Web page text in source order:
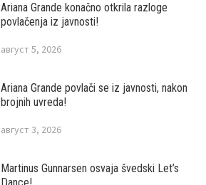
Ariana Grande konačno otkrila razloge
povlačenja iz javnosti!
август 5, 2026
Ariana Grande povlači se iz javnosti, nakon
brojnih uvreda!
август 3, 2026
Martinus Gunnarsen osvaja švedski Let’s